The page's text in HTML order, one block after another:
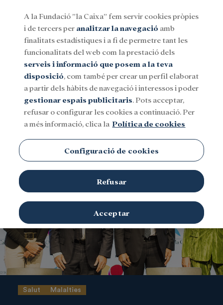
Menu
SocialInvestigació i bequesCultura
Salut Malalties
A la Fundació ”la Caixa” fem servir cookies pròpies
i de tercers per analitzar la navegació amb
finalitats estadístiques i a fi de permetre tant les
funcionalitats del web com la prestació dels
serveis i informació que posem a la teva
disposició, com també per crear un perfil elaborat
a partir dels hàbits de navegació i interessos i poder
gestionar espais publicitaris. Pots acceptar,
refusar o configurar les cookies a continuació. Per
a més informació, clica la Política de cookies
Configuració de cookies
Refusar
Acceptar